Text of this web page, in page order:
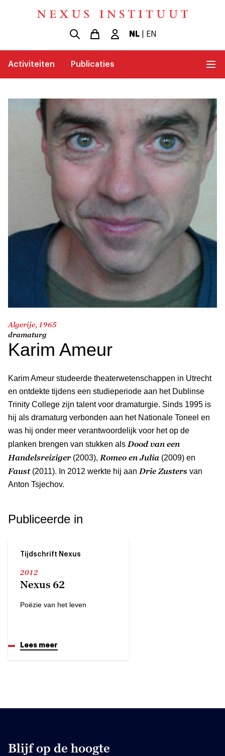
NL| EN
Activiteiten Publicaties
Algerije, 1965
dramaturg
Karim Ameur
Karim Ameur studeerde theaterwetenschappen in Utrecht
en ontdekte tijdens een studieperiode aan het Dublinse
Trinity College zijn talent voor dramaturgie. Sinds 1995 is
hij als dramaturg verbonden aan het Nationale Toneel en
was hij onder meer verantwoordelijk voor het op de
planken brengen van stukken als Dood van een
Handelsreiziger (2003), Romeo en Julia (2009) en
Faust(2011). In 2012 werkte hij aan Drie Zusters van
Anton Tsjechov.
Publiceerde in
Tijdschrift Nexus
2012
Nexus 62
Poëzie van het leven
Lees meer
Blijf op de hoogte